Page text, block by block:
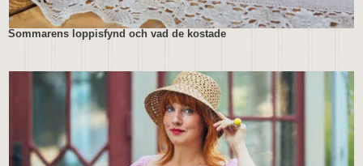
Sommarens loppisfynd och vad de kostade